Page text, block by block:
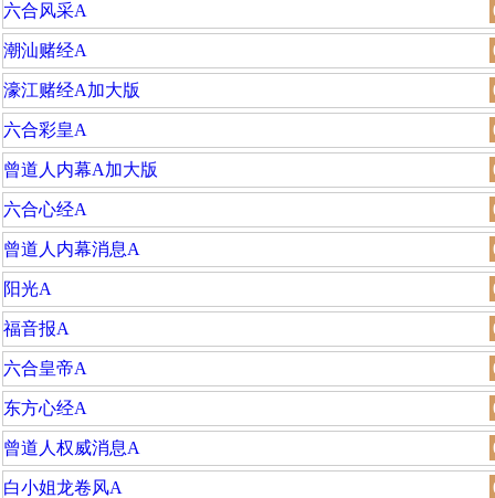
六合风采A
潮汕赌经A
濠江赌经A加大版
六合彩皇A
曾道人内幕A加大版
六合心经A
曾道人内幕消息A
阳光A
福音报A
六合皇帝A
东方心经A
曾道人权威消息A
白小姐龙卷风A